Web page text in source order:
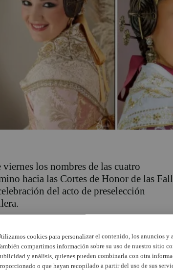
los nombres de las cuatro
hacia las Cortes de Honor de las
del acto de preselección
a
Martínez Lluna, de laFalla Felipe
al sector en la siguiente fase del
cookies para personalizar el contenido, los anuncios y
compartimos información sobre su uso de nuestro sitio
y análisis, quienes pueden combinarla con otra
o que hayan recopilado a partir del uso de sus